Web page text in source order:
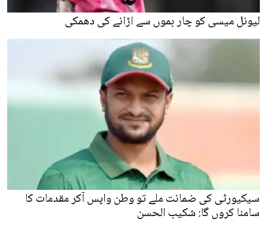
لیونل میسی کو چار بموں سے اڑانے کی دھمکی
سیکیورٹی کی ضمانت ملے تو وطن واپس آکر مقدمات کا
سامنا کروں گا: شکیب الحسن